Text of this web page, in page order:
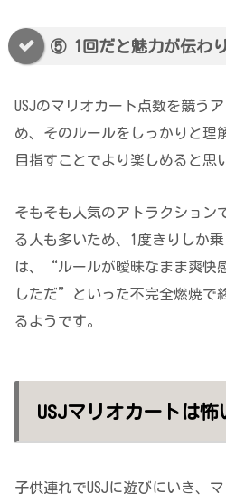
⑤ 1回だと魅力が伝わ
USJのマリオカート点数を競う
め、そのルールをしっかりと理
目指すことでより楽しめると思
そもそも人気のアトラクション
る人も多いため、1度きりしか
は、“ルールが曖昧なまま爽快
しただ”といった不完全燃焼で
るようです。
USJマリオカートは怖
子供連れでUSJに遊びにいき、